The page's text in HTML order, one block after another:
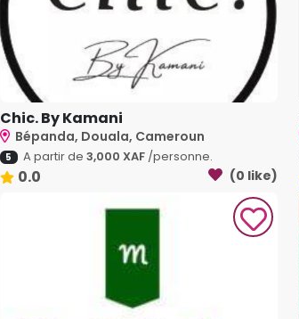
Chic. By Kamani
Bépanda, Douala, Cameroun
5 A partir de 3,000 XAF/personne.
0.0 (0 like)